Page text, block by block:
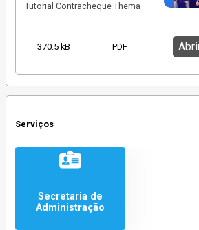
Tutorial Contracheque Thema
370.5 kB PDF
Serviços
Secretaria de
Administração